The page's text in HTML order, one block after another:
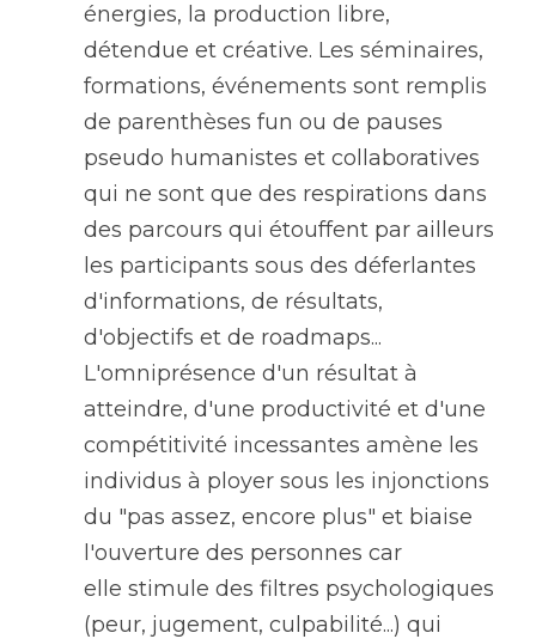
énergies, la production libre,
détendue et créative. Les séminaires,
formations, événements sont remplis
de parenthèses fun ou de pauses
pseudo humanistes et collaboratives
qui ne sont que des respirations dans
des parcours qui étouffent par ailleurs
les participants sous des déferlantes
d'informations, de résultats,
d'objectifs et de roadmaps...
L'omniprésence d'un résultat à
atteindre, d'une productivité et d'une
compétitivité incessantes amène les
individus à ployer sous les injonctions
du "pas assez, encore plus" et biaise
l'ouverture des personnes car
elle stimule des filtres psychologiques
(peur, jugement, culpabilité...) qui